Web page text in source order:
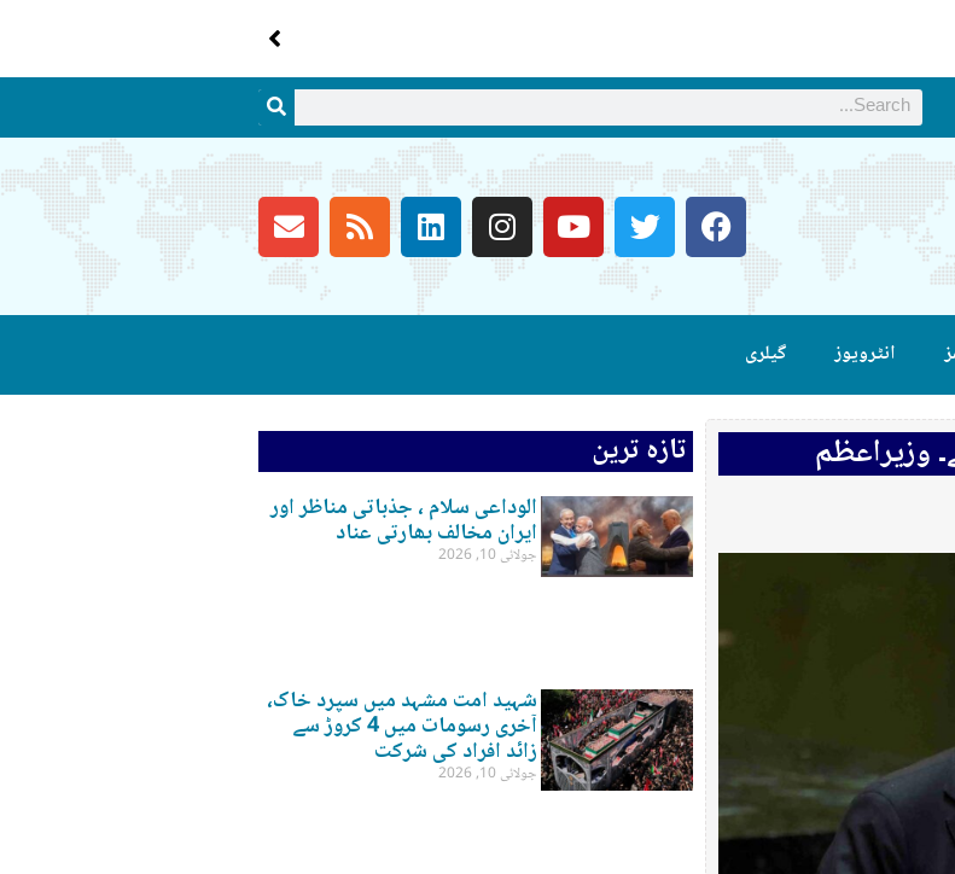
انٹرویوز گیلری
وزیراعظم تازہ ترین
الوداعی سلام ، جذباتی مناظر اور
ایران مخالف بھارتی عناد
جولائی 10, 2026
شہید امت مشہد میں سپرد خاک،
آخری رسومات میں 4 کروڑ سے
زائد افراد کی شرکت
جولائی 10, 2026